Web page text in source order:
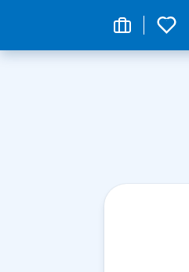
0